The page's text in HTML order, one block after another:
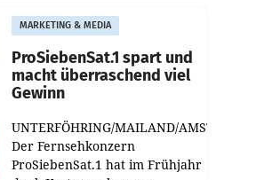
MARKETING & MEDIA
ProSiebenSat.1 spart und
macht überraschend viel
Gewinn
UNTERFÖHRING/MAILAND/AMSTERDAM.
Der Fernsehkonzern
ProSiebenSat.1 hat im Frühjahr